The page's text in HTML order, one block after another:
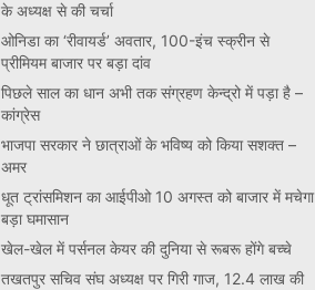
के अध्यक्ष से की चर्चा
ओनिडा का ‘रीवायर्ड’ अवतार, 100-इंच स्क्रीन से
प्रीमियम बाजार पर बड़ा दांव
पिछले साल का धान अभी तक संग्रहण केन्द्रो में पड़ा है –
कांग्रेस
भाजपा सरकार ने छात्राओं के भविष्य को किया सशक्त –
अमर
धूत ट्रांसमिशन का आईपीओ 10 अगस्त को बाजार में मचेगा
बड़ा घमासान
खेल-खेल में पर्सनल केयर की दुनिया से रूबरू होंगे बच्चे
तखतपुर सचिव संघ अध्यक्ष पर गिरी गाज, 12.4 लाख की